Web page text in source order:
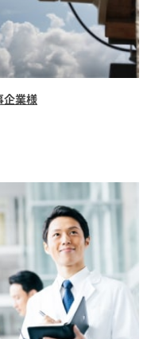
関連
コンサルティング
#PHP
#MySQL
企業様